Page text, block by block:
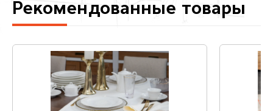
Рекомендованные товары